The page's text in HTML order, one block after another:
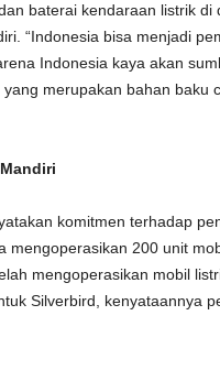
baterai kendaraan listrik di
“Indonesia bisa menjadi
Indonesia kaya akan
merupakan bahan baku
komitmen terhadap
mengoperasikan 200 unit
mengoperasikan mobil
Silverbird, kenyataannya